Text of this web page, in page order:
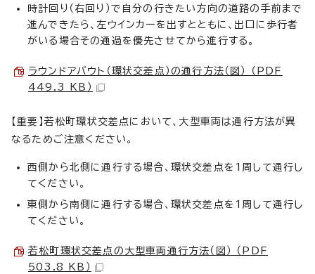
時計回り（右回り）で自分の行きたい方向の道路の手前まで
進んできたら、左ウインカーを出すとともに、出口に歩行者
がいる場合その通過を優先させてから進行する。
ラウンドアバウト（環状交差点）の通行方法（図） （PDF
449.3 KB）
【重要】若松町環状交差点において、大型車両は通行方法が異
なるためご注意ください。
西側から北側に通行する場合、環状交差点を1周して通行し
てください。
東側から南側に通行する場合、環状交差点を1周して通行し
てください。
若松町環状交差点の大型車両通行方法（図） （PDF
503.8 KB）